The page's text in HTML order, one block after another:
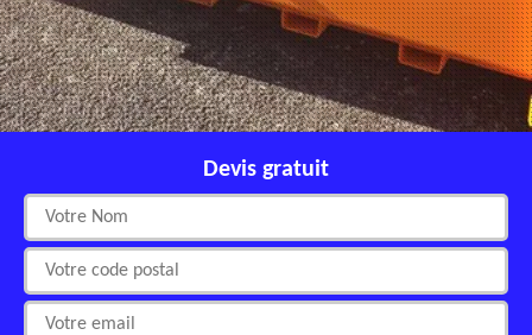
Devis gratuit